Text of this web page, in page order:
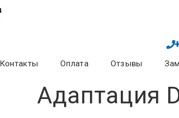
Контакты Оплата Отзывы
Адаптация